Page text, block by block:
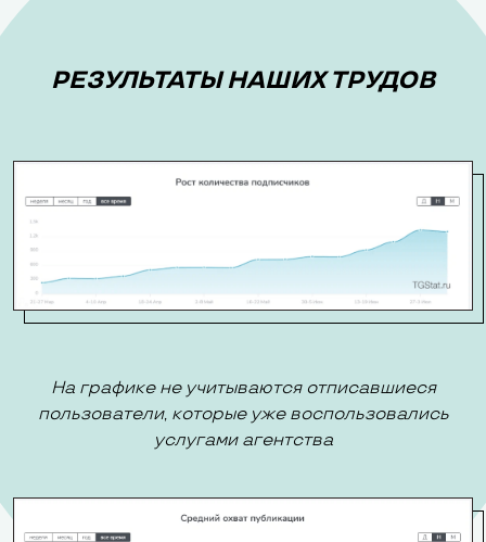
РЕЗУЛЬТАТЫ НАШИХ ТРУДОВ
На графике не учитываются отписавшиеся
пользователи, которые уже воспользовались
услугами агентства